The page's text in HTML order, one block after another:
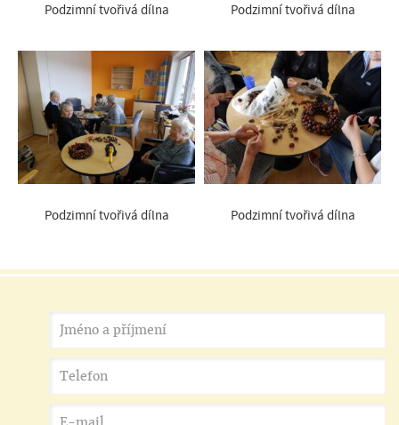
Podzimní tvořivá dílna Podzimní tvořivá dílna
Podzimní tvořivá dílna Podzimní tvořivá dílna